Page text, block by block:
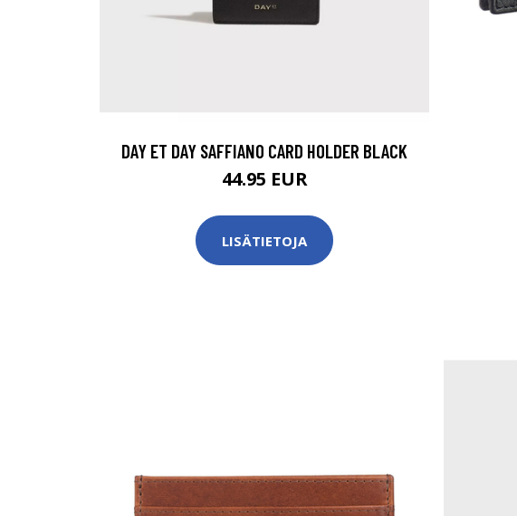
DAY ET DAY SAFFIANO CARD HOLDER BLACK
44.95 EUR
LISÄTIETOJA